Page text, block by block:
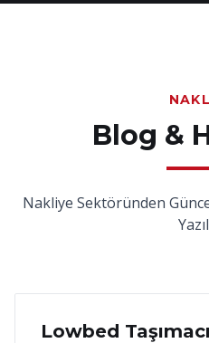
Blog &
Nakliye Sektöründen
18 Haziran 2026
Lowbed